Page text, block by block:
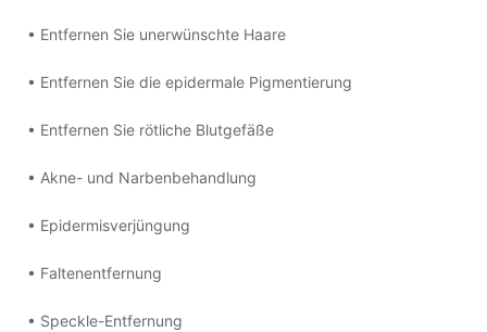
• Entfernen Sie unerwünschte Haare
• Entfernen Sie die epidermale Pigmentierung
• Entfernen Sie rötliche Blutgefäße
• Akne- und Narbenbehandlung
• Epidermisverjüngung
• Faltenentfernung
• Speckle-Entfernung